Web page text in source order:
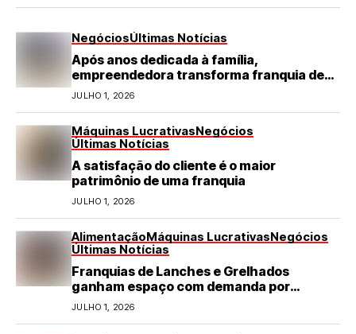
NegóciosÚltimas Notícias
Após anos dedicada à família,
empreendedora transforma franquia de
turismo em negócio de destaque no RN
JULHO 1, 2026
Máquinas LucrativasNegócios
Últimas Notícias
A satisfação do cliente é o maior
patrimônio de uma franquia
JULHO 1, 2026
AlimentaçãoMáquinas LucrativasNegócios
Últimas Notícias
Franquias de Lanches e Grelhados
ganham espaço com demanda por
refeições rápidas e de qualidade
JULHO 1, 2026